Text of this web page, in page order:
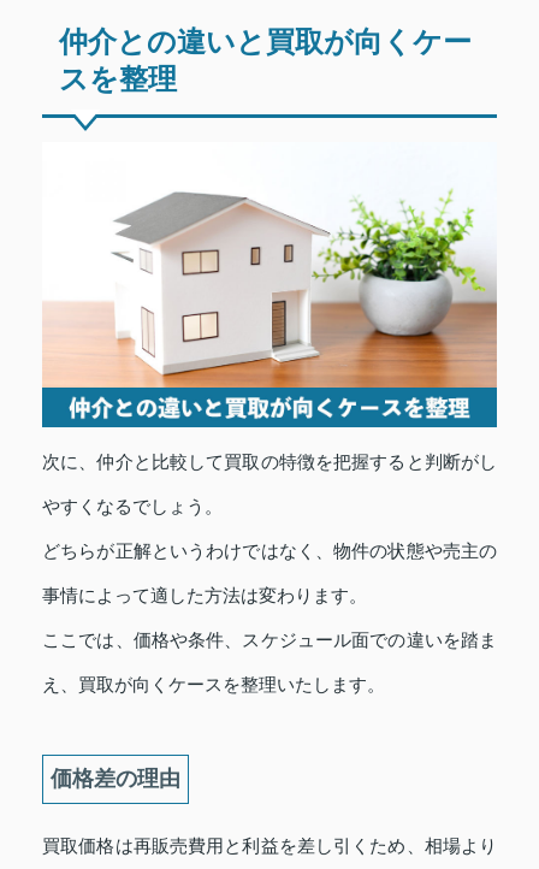
仲介との違いと買取が向くケー
スを整理
次に、仲介と比較して買取の特徴を把握すると判断がし
やすくなるでしょう。
どちらが正解というわけではなく、物件の状態や売主の
事情によって適した方法は変わります。
ここでは、価格や条件、スケジュール面での違いを踏ま
え、買取が向くケースを整理いたします。
価格差の理由
買取価格は再販売費用と利益を差し引くため、相場より